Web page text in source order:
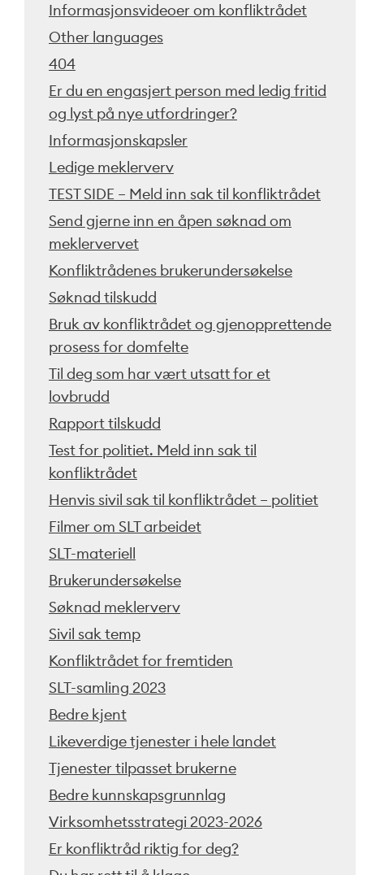
Informasjonsvideoer om konfliktrådet
Other languages
404
Er du en engasjert person med ledig fritid
og lyst på nye utfordringer?
Informasjonskapsler
Ledige meklerverv
TEST SIDE – Meld inn sak til konfliktrådet
Send gjerne inn en åpen søknad om
meklervervet
Konfliktrådenes brukerundersøkelse
Søknad tilskudd
Bruk av konfliktrådet og gjenopprettende
prosess for domfelte
Til deg som har vært utsatt for et
lovbrudd
Rapport tilskudd
Test for politiet. Meld inn sak til
konfliktrådet
Henvis sivil sak til konfliktrådet – politiet
Filmer om SLT arbeidet
SLT-materiell
Brukerundersøkelse
Søknad meklerverv
Sivil sak temp
Konfliktrådet for fremtiden
SLT-samling 2023
Bedre kjent
Likeverdige tjenester i hele landet
Tjenester tilpasset brukerne
Bedre kunnskapsgrunnlag
Virksomhetsstrategi 2023-2026
Er konfliktråd riktig for deg?